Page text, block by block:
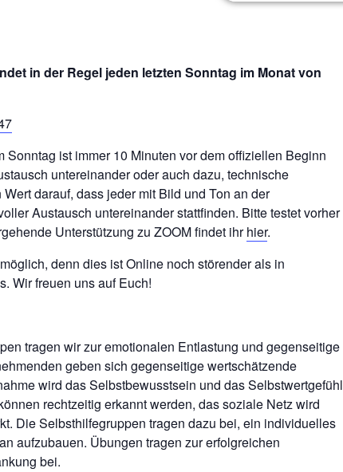
in der Regel jeden letzten Sonntag im Monat von
ist immer 10 Minuten vor dem offiziellen Beginn
untereinander oder auch dazu, technische
darauf, dass jeder mit Bild und Ton an der
Austausch untereinander stattfinden. Bitte testet vorher
Unterstützung zu ZOOM findet ihrhier.
denn dies ist Online noch störender als in
Wir freuen uns auf Euch!
tragen wir zur emotionalen Entlastung und gegenseitige
geben sich gegenseitige wertschätzende
wird das Selbstbewusstsein und das Selbstwertgefühl
rechtzeitig erkannt werden, das soziale Netz wird
Die Selbsthilfegruppen tragen dazu bei, ein individuelles
aufzubauen. Übungen tragen zur erfolgreichen
bei.